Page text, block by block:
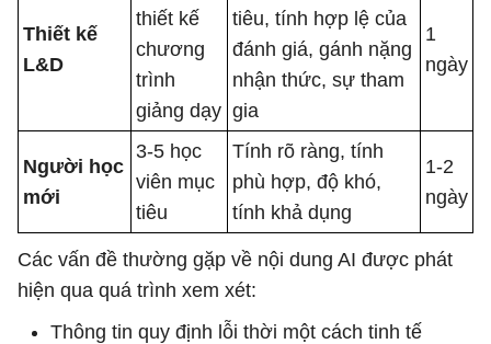
Thiết kế
L&D
thiết kế
chương
trình
giảng dạy
tiêu, tính hợp lệ của
đánh giá, gánh nặng
nhận thức, sự tham
gia
1
ngày
Người học
mới
3-5 học
viên mục
tiêu
Tính rõ ràng, tính
phù hợp, độ khó,
tính khả dụng
1-2
ngày
Các vấn đề thường gặp về nội dung AI được phát
hiện qua quá trình xem xét:
Thông tin quy định lỗi thời một cách tinh tế